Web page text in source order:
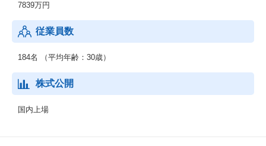
7839万円
従業員数
184名 （平均年齢：30歳）
株式公開
国内上場